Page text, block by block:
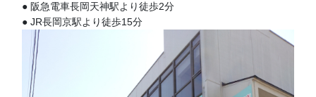
● 阪急電車長岡天神駅より徒歩2分
● JR長岡京駅より徒歩15分